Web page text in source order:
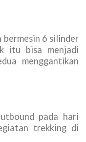
6 silinder
itu bisa menjadi
menggantikan
pada hari
trekking di